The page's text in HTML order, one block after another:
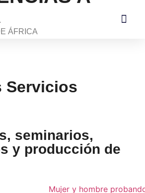
ÁFRICA
Servicios
seminarios,
y producción de